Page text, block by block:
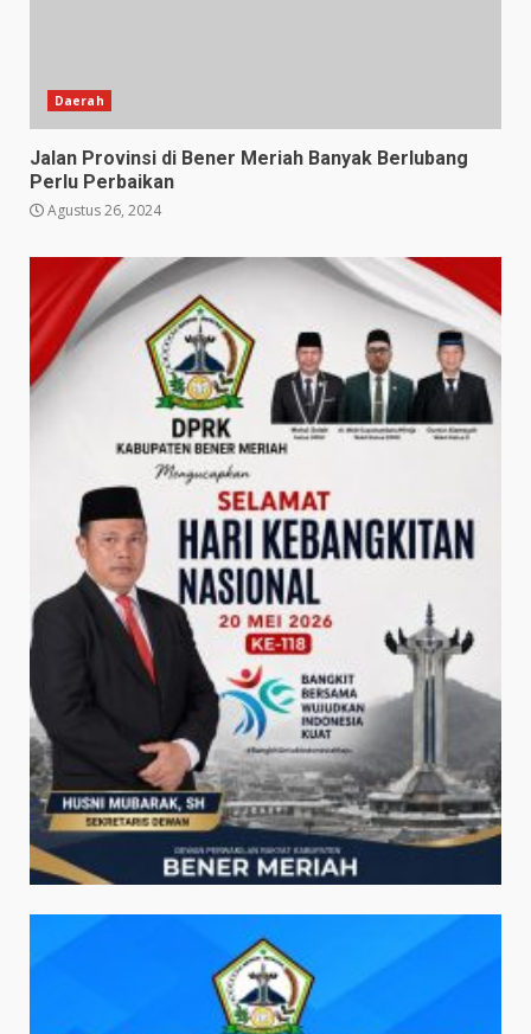
Daerah
Jalan Provinsi di Bener Meriah Banyak Berlubang
Perlu Perbaikan
Agustus 26, 2024